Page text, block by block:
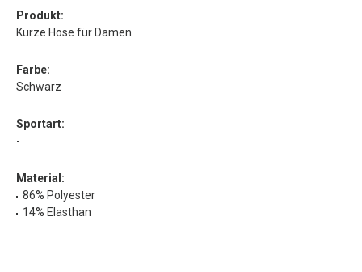
Produkt:
Kurze Hose für Damen
Farbe:
Schwarz
Sportart:
-
Material:
86% Polyester
14% Elasthan